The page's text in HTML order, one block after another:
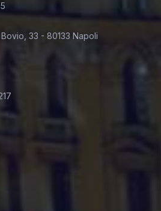
33 - 80133 Napoli